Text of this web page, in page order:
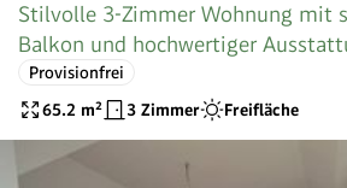
Stilvolle 3-Zimmer Wohnung mit
Balkon und hochwertiger
Provisionfrei
65.2 m² 3 Zimmer Freifläche